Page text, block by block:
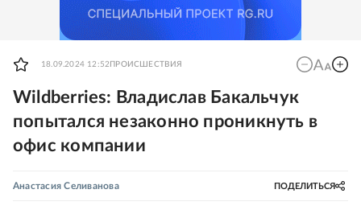
18.09.2024 12:52 ПРОИСШЕСТВИЯ
Wildberries: Владислав Бакальчук
попытался незаконно проникнуть в
офис компании
Анастасия Селиванова ПОДЕЛИТЬСЯ